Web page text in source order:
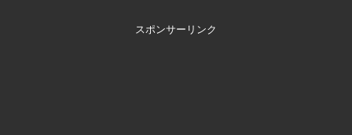
スポンサーリンク